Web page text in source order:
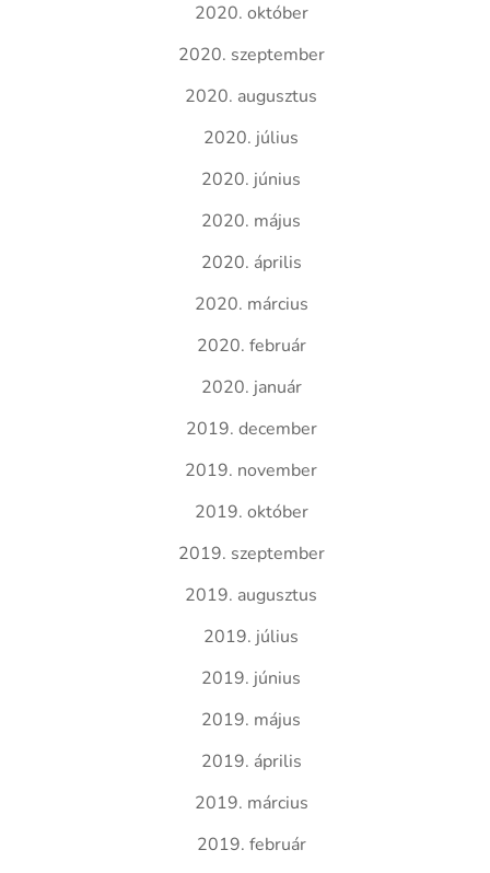
2020. október
2020. szeptember
2020. augusztus
2020. július
2020. június
2020. május
2020. április
2020. március
2020. február
2020. január
2019. december
2019. november
2019. október
2019. szeptember
2019. augusztus
2019. július
2019. június
2019. május
2019. április
2019. március
2019. február